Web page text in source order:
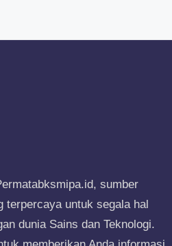
sumber
terpercaya untuk segala hal
dunia Sains dan Teknologi.